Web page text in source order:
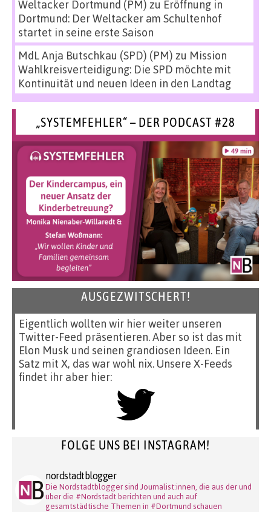
Weltacker Dortmund (PM) zu Eröffnung in
Dortmund: Der Weltacker am Schultenhof
startet in seine erste Saison
MdL Anja Butschkau (SPD) (PM) zu Mission
Wahlkreisverteidigung: Die SPD möchte mit
Kontinuität und neuen Ideen in den Landtag
„SYSTEMFEHLER“ – DER PODCAST #28
AUSGEZWITSCHERT!
Eigentlich wollten wir hier weiter unseren
Twitter-Feed präsentieren. Aber so ist das mit
Elon Musk und seinen grandiosen Ideen. Ein
Satz mit X, das war wohl nix. Unsere X-Feeds
findet ihr aber hier:
FOLGE UNS BEI INSTAGRAM!
nordstadtblogger
Die Nordstadtblogger sind Journalist:innen, die aus der und
über die #Nordstadt berichten und auch auf
gesamtstädtische Themen in #Dortmund schauen